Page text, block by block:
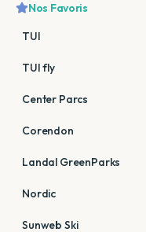
Nos Favoris
TUI
TUI fly
Center Parcs
Corendon
Landal GreenParks
Nordic
Sunweb Ski